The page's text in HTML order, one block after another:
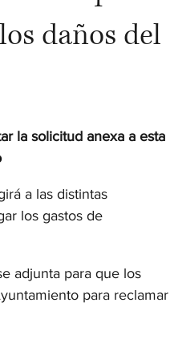
daños del
la solicitud anexa a esta
a las distintas
los gastos de
adjunta para que los
para reclamar